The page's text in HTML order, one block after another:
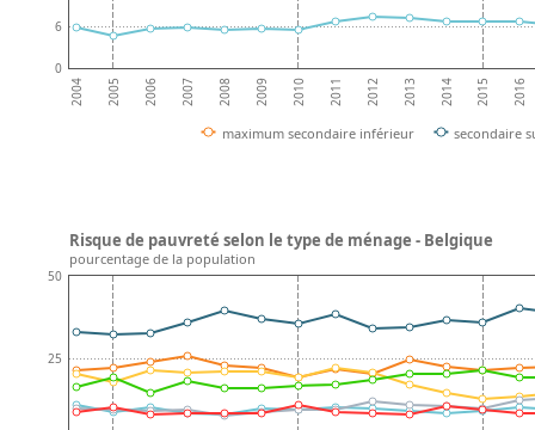
2004 2005 2006 2007 2008 2009 2010 2011 2012 2013 2014 2015 2016
0
6
maximum secondaire inférieur secondaire
25
50
Risque de pauvreté selon le type de ménage - Belgique
pourcentage de la population